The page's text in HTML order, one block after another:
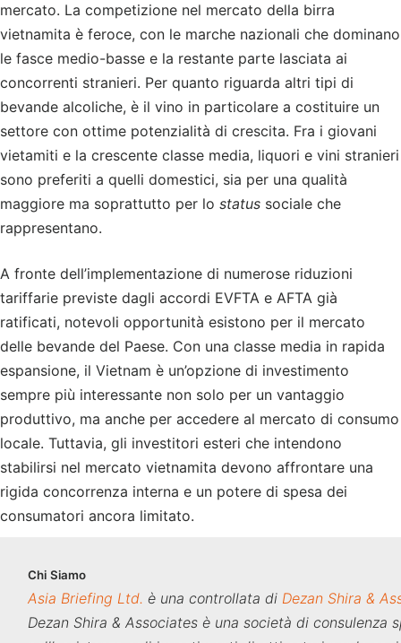
mercato. La competizione nel mercato della birra
vietnamita è feroce, con le marche nazionali che dominano
le fasce medio-basse e la restante parte lasciata ai
concorrenti stranieri. Per quanto riguarda altri tipi di
bevande alcoliche, è il vino in particolare a costituire un
settore con ottime potenzialità di crescita. Fra i giovani
vietamiti e la crescente classe media, liquori e vini stranieri
sono preferiti a quelli domestici, sia per una qualità
maggiore ma soprattutto per lo status sociale che
rappresentano.
A fronte dell’implementazione di numerose riduzioni
tariffarie previste dagli accordi EVFTA e AFTA già
ratificati, notevoli opportunità esistono per il mercato
delle bevande del Paese. Con una classe media in rapida
espansione, il Vietnam è un’opzione di investimento
sempre più interessante non solo per un vantaggio
produttivo, ma anche per accedere al mercato di consumo
locale. Tuttavia, gli investitori esteri che intendono
stabilirsi nel mercato vietnamita devono affrontare una
rigida concorrenza interna e un potere di spesa dei
consumatori ancora limitato.
Chi Siamo
Asia Briefing Ltd. è una controllata di Dezan Shira &
Dezan Shira & Associates è una società di consulenza